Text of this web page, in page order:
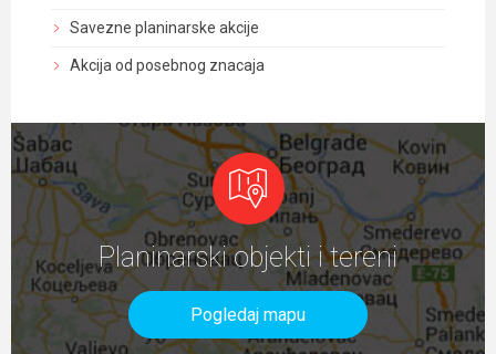
Savezne planinarske akcije
Akcija od posebnog znacaja
Planinarski objekti i tereni
Pogledaj mapu